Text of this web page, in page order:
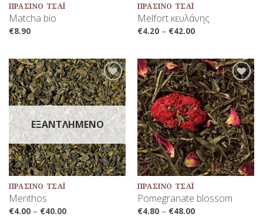
ΠΡΆΣΙΝΟ ΤΣΆΙ
Matcha bio
€8.90
ΠΡΆΣΙΝΟ ΤΣΆΙ
Melfort κευλάνης
€4.20– €42.00
Προσθήκη
στη Λίστα
Αγαπημένων
ΕΞΑΝΤΛΗΜΈΝΟ
ΠΡΆΣΙΝΟ ΤΣΆΙ
Menthos
€4.00– €40.00
Προσθήκη
στη Λίστα
Αγαπημένων
ΠΡΆΣΙΝΟ ΤΣΆΙ
Pomegranate blossom
€4.80– €48.00